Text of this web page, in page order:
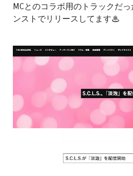
MCとのコラボ用のトラックだ
ンストでリリースしてます♨︎